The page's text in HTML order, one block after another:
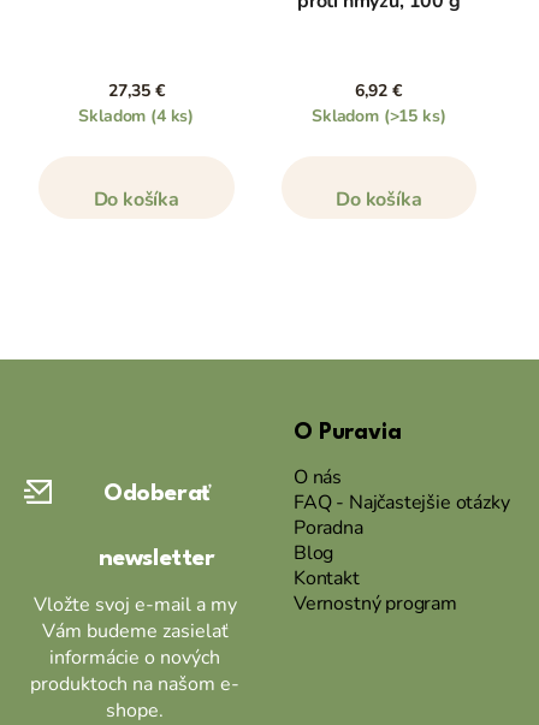
27,35 €
Skladom (4 ks)
Do košíka
6,92 €
Skladom (>15 ks)
Do košíka
Odoberať
newsletter
Vložte svoj e-mail a my
Vám budeme zasielať
informácie o nových
produktoch na našom e-
shope.
O Puravia
O nás
FAQ - Najčastejšie otázky
Poradna
Blog
Kontakt
Vernostný program